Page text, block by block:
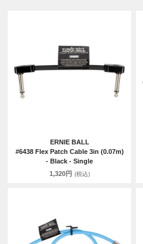
ERNIE BALL
#6438 Flex Patch Cable 3in (0.07m)
- Black - Single
1,320円 (税込)